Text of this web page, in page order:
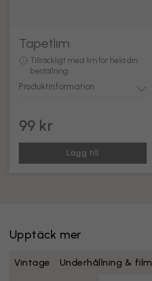
Tapetlim
Tillräckligt med lim för hela din
beställning
Produktinformation
99 kr
Lägg till
Upptäck mer
Vintage Underhållning & film